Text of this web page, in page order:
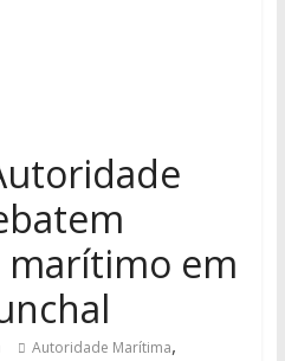
marítimo em
Autoridade Marítima,